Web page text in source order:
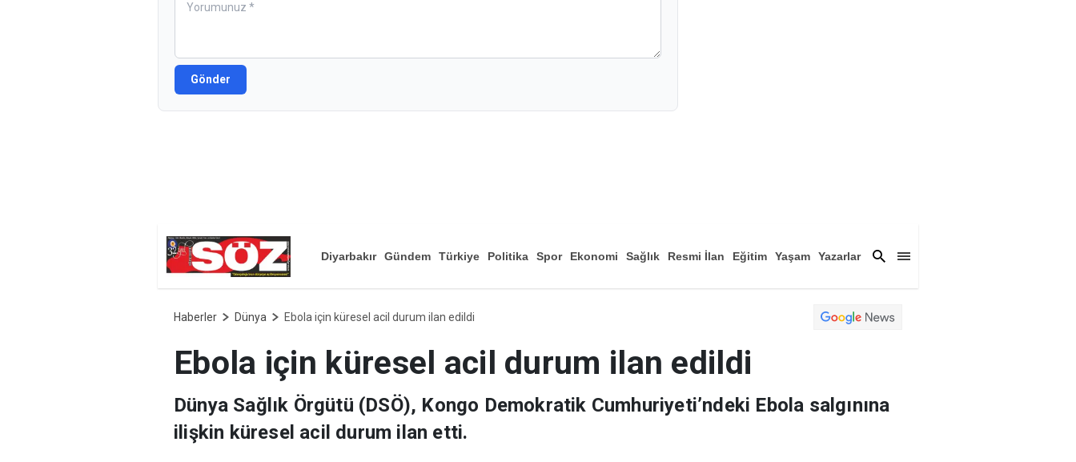
Gönder
Haberler Dünya Ebola için küresel acil durum ilan edildi
Ebola için küresel acil durum ilan edildi
Dünya Sağlık Örgütü (DSÖ), Kongo Demokratik Cumhuriyeti’ndeki Ebola salgınına